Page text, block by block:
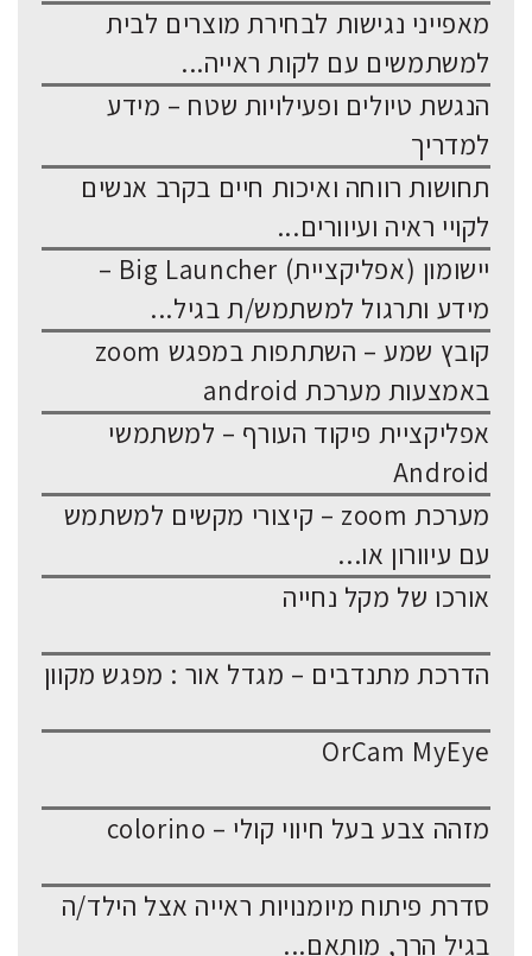
מאפייני נגישות לבחירת מוצרים לבית
למשתמשים עם לקות ראייה...
הנגשת טיולים ופעילויות שטח – מידע
למדריך
תחושות רווחה ואיכות חיים בקרב אנשים
לקויי ראיה ועיוורים...
יישומון (אפליקציית) Big Launcher –
מידע ותרגול למשתמש/ת בגיל...
קובץ שמע – השתתפות במפגש zoom
באמצעות מערכת android
אפליקציית פיקוד העורף – למשתמשי
Android
מערכת zoom – קיצורי מקשים למשתמש
עם עיוורון או...
אורכו של מקל נחייה
הדרכת מתנדבים – מגדל אור : מפגש מקוון
OrCam MyEye
מזהה צבע בעל חיווי קולי – colorino
סדרת פיתוח מיומנויות ראייה אצל הילד/ה
בגיל הרך, מותאם...